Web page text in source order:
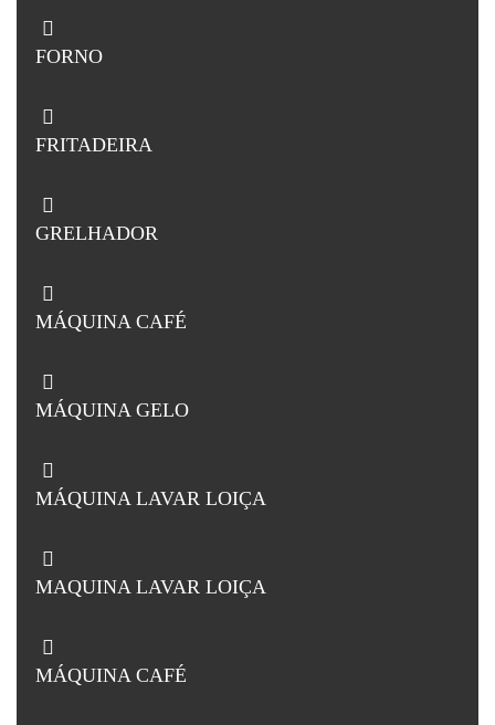
FORNO
FRITADEIRA
GRELHADOR
MÁQUINA CAFÉ
MÁQUINA GELO
MÁQUINA LAVAR LOIÇA
MAQUINA LAVAR LOIÇA
MÁQUINA CAFÉ